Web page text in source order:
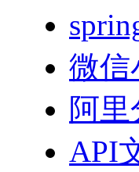
微信
阿
API